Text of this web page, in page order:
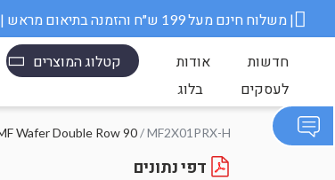
משלוח חינם מעל 199 ש״ח והזמנה בתיאום מראש ||| מס' ספק משרד הבטחון 11006845 |
קטלוג המוצרים אודות
חדשות
בלוג
לעסקים
Wafer Double Row 90/ MF2X01PRX-H